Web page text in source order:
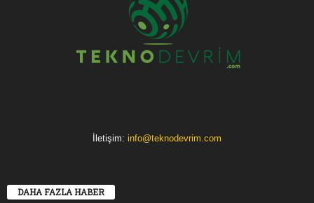
İletişim: info@teknodevrim.com
DAHA FAZLA HABER